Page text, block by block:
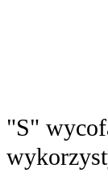
"S"